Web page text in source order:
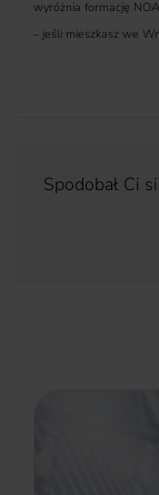
wyróżnia formację
– jeśli mieszkasz we
Spodobał Ci